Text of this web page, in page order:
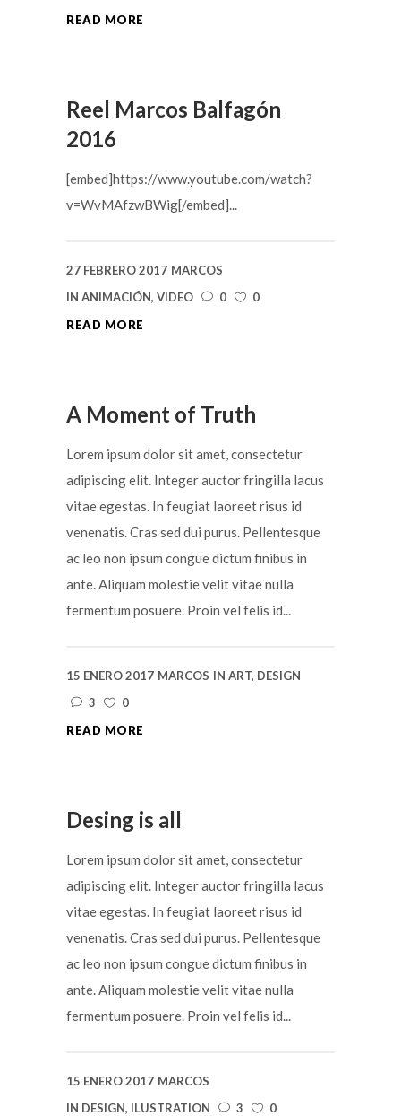
READ MORE
Reel Marcos Balfagón
2016
[embed]https://www.youtube.com/watch?
v=WvMAfzwBWig[/embed]...
27 FEBRERO 2017 MARCOS
IN ANIMACIÓN, VIDEO 0
0
READ MORE
A Moment of Truth
Lorem ipsum dolor sit amet, consectetur
adipiscing elit. Integer auctor fringilla lacus
vitae egestas. In feugiat laoreet risus id
venenatis. Cras sed dui purus. Pellentesque
ac leo non ipsum congue dictum finibus in
ante. Aliquam molestie velit vitae nulla
fermentum posuere. Proin vel felis id...
15 ENERO 2017 MARCOS IN ART, DESIGN
3
0
READ MORE
Desing is all
Lorem ipsum dolor sit amet, consectetur
adipiscing elit. Integer auctor fringilla lacus
vitae egestas. In feugiat laoreet risus id
venenatis. Cras sed dui purus. Pellentesque
ac leo non ipsum congue dictum finibus in
ante. Aliquam molestie velit vitae nulla
fermentum posuere. Proin vel felis id...
15 ENERO 2017 MARCOS
IN DESIGN, ILUSTRATION 3
0